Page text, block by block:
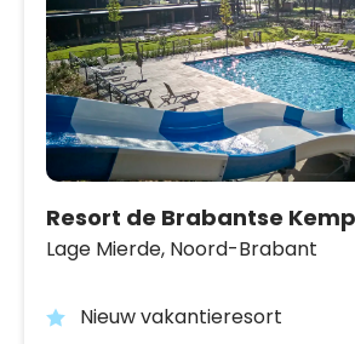
Resort de Brabantse
Lage Mierde, Noord-Brabant
Nieuw vakantieresort